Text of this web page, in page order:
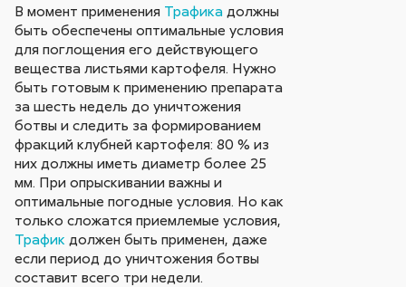
В момент применения Трафика должны
быть обеспечены оптимальные условия
для поглощения его действующего
вещества листьями картофеля. Нужно
быть готовым к применению препарата
за шесть недель до уничтожения
ботвы и следить за формированием
фракций клубней картофеля: 80 % из
них должны иметь диаметр более 25
мм. При опрыскивании важны и
оптимальные погодные условия. Но как
только сложатся приемлемые условия,
Трафик должен быть применен, даже
если период до уничтожения ботвы
составит всего три недели.